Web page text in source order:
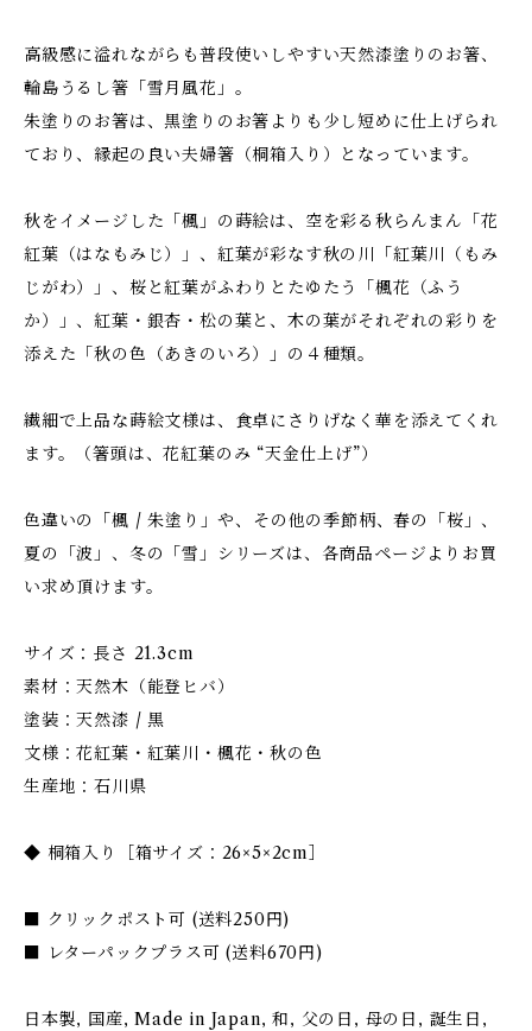
高級感に溢れながらも普段使いしやすい天然漆塗りのお箸、
輪島うるし箸「雪月風花」。
朱塗りのお箸は、黒塗りのお箸よりも少し短めに仕上げられ
ており、縁起の良い夫婦箸（桐箱入り）となっています。
秋をイメージした「楓」の蒔絵は、空を彩る秋らんまん「花
紅葉（はなもみじ）」、紅葉が彩なす秋の川「紅葉川（もみ
じがわ）」、桜と紅葉がふわりとたゆたう「楓花（ふう
か）」、紅葉・銀杏・松の葉と、木の葉がそれぞれの彩りを
添えた「秋の色（あきのいろ）」の４種類。
繊細で上品な蒔絵文様は、食卓にさりげなく華を添えてくれ
ます。（箸頭は、花紅葉のみ “天金仕上げ”）
色違いの「楓 / 朱塗り」や、その他の季節柄、春の「桜」、
夏の「波」、冬の「雪」シリーズは、各商品ページよりお買
い求め頂けます。
サイズ：長さ 21.3cm
素材：天然木（能登ヒバ）
塗装：天然漆 / 黒
文様：花紅葉・紅葉川・楓花・秋の色
生産地：石川県
◆ 桐箱入り［箱サイズ：26×5×2cm］
■ クリックポスト可 (送料250円)
■ レターパックプラス可 (送料670円)
日本製, 国産, Made in Japan, 和, 父の日, 母の日, 誕生日,